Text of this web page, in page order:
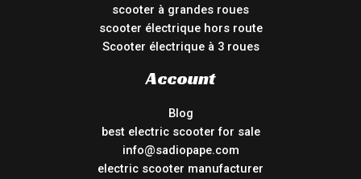
scooter à grandes roues
scooter électrique hors route
Scooter électrique à 3 roues
Account
Blog
best electric scooter for sale
info@sadiopape.com
electric scooter manufacturer